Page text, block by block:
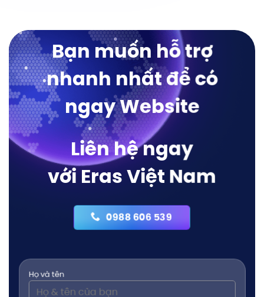
Bạn muốn hỗ trợ
nhanh nhất để có
ngay Website
Liên hệ ngay
với Eras Việt Nam
0988 606 539
Họ và tên